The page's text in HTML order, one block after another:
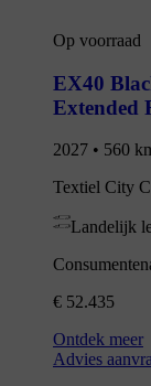
Op voorraad
EX40
Extended
2027 • 560
Textiel City
Landelijk
€ 52.435
Ontdek meer
Advies